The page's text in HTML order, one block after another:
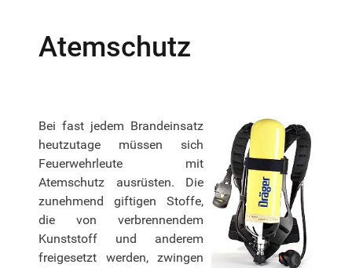
Atemschutz
Bei fast jedem Brandeinsatz
heutzutage müssen sich
Feuerwehrleute mit
Atemschutz ausrüsten. Die
zunehmend giftigen Stoffe,
die von verbrennendem
Kunststoff und anderem
freigesetzt werden, zwingen